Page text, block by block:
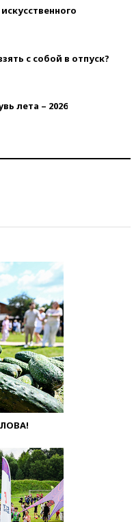
с собой в отпуск?
лета – 2026